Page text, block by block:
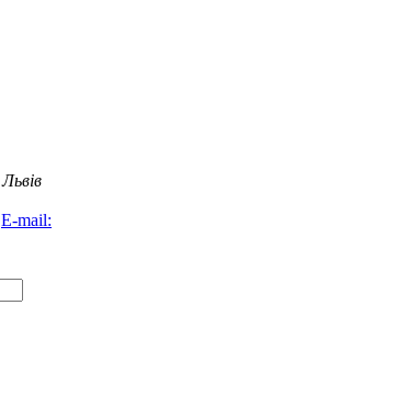
Львів
E-mail: